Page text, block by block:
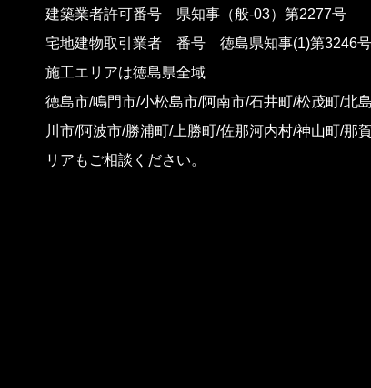
建築業者許可番号 県知事（般-03）第2277号
宅地建物取引業者 番号 徳島県知事(1)第3246号
施工エリアは徳島県全域
徳島市/鳴門市/小松島市/阿南市/石井町/松茂町/北
川市/阿波市/勝浦町/上勝町/佐那河内村/神山町/那
リアもご相談ください。